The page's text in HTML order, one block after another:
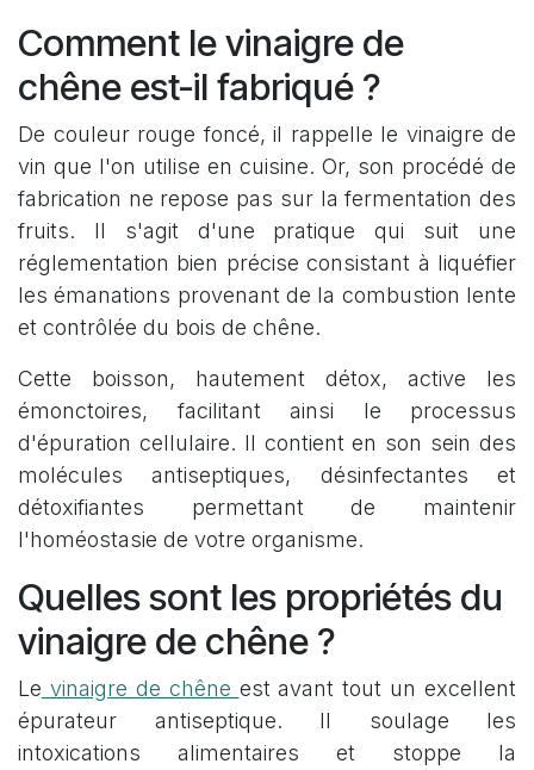
Comment le vinaigre de
chêne est-il fabriqué ?
De couleur rouge foncé, il rappelle le vinaigre de
vin que l'on utilise en cuisine. Or, son procédé de
fabrication ne repose pas sur la fermentation des
fruits. Il s'agit d'une pratique qui suit une
réglementation bien précise consistant à liquéfier
les émanations provenant de la combustion lente
et contrôlée du bois de chêne.
Cette boisson, hautement détox, active les
émonctoires, facilitant ainsi le processus
d'épuration cellulaire. Il contient en son sein des
molécules antiseptiques, désinfectantes et
détoxifiantes permettant de maintenir
l'homéostasie de votre organisme.
Quelles sont les propriétés du
vinaigre de chêne ?
Le vinaigre de chêne est avant tout un excellent
épurateur antiseptique. Il soulage les
intoxications alimentaires et stoppe la